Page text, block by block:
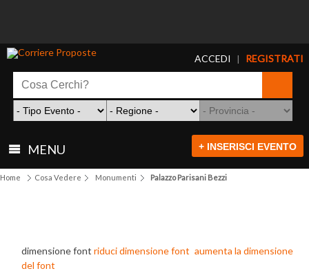
ACCEDI | REGISTRATI
MENU + INSERISCI EVENTO
Home Cosa Vedere Monumenti Palazzo Parisani Bezzi
dimensione font riduci dimensione font aumenta la dimensione
del font